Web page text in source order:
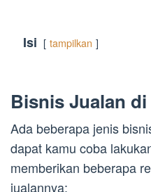
Isi tampilkan
Bisnis Jualan di
Ada beberapa jenis
dapat kamu coba
memberikan beberapa
jualannya: